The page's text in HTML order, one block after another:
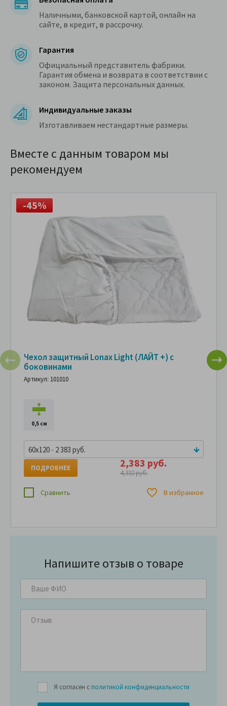
Наличными, банковской картой, онлайн на
сайте, в кредит, в рассрочку.
Гарантия
Официальный представитель фабрики.
Гарантия обмена и возврата в соответствии с
законом. Защита персональных данных.
Индивидуальные заказы
Изготавливаем нестандартные размеры.
Вместе с данным товаром мы
рекомендуем
-45%
Чехол защитный Lonax Light (ЛАЙТ +) с
боковинами
Артикул: 101010
0,5 см
60x120 - 2 383 руб.
2,383 руб.
4,332 руб.
ПОДРОБНЕЕ
Сравнить В избранное
Напишите отзыв о товаре
Я согласен с политикой конфиденциальности